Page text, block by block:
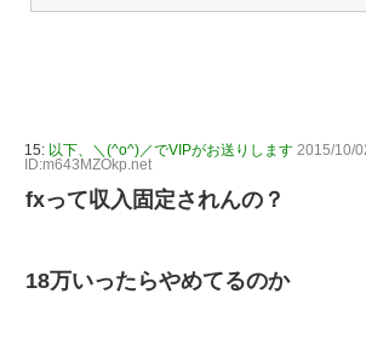
15: 以下、＼(^o^)／でVIPがお送りします 2015/10/
ID:m643MZOkp.net
fxって収入固定されんの？
18万いったらやめてるのか